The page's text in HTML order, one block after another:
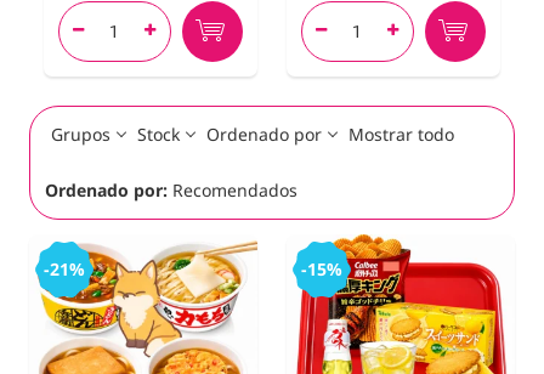
   
Grupos Stock Ordenado por Mostrar todo
Ordenado por: Recomendados
-21% -15%